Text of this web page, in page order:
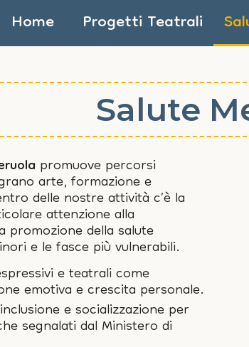
Home Progetti Teatrali
Salute
promuove percorsi
arte, formazione e
delle nostre attività c’è la
attenzione alla
promozione della salute
e le fasce più vulnerabili.
e teatrali come
emotiva e crescita personale.
e socializzazione per
segnalati dal Ministero di